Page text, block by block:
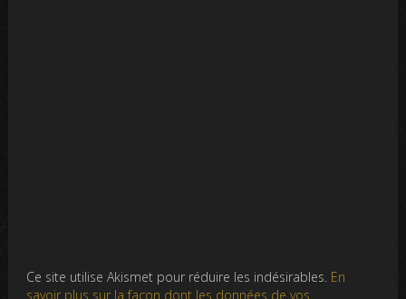
Ce site utilise Akismet pour réduire les indésirables. En
savoir plus sur la façon dont les données de vos